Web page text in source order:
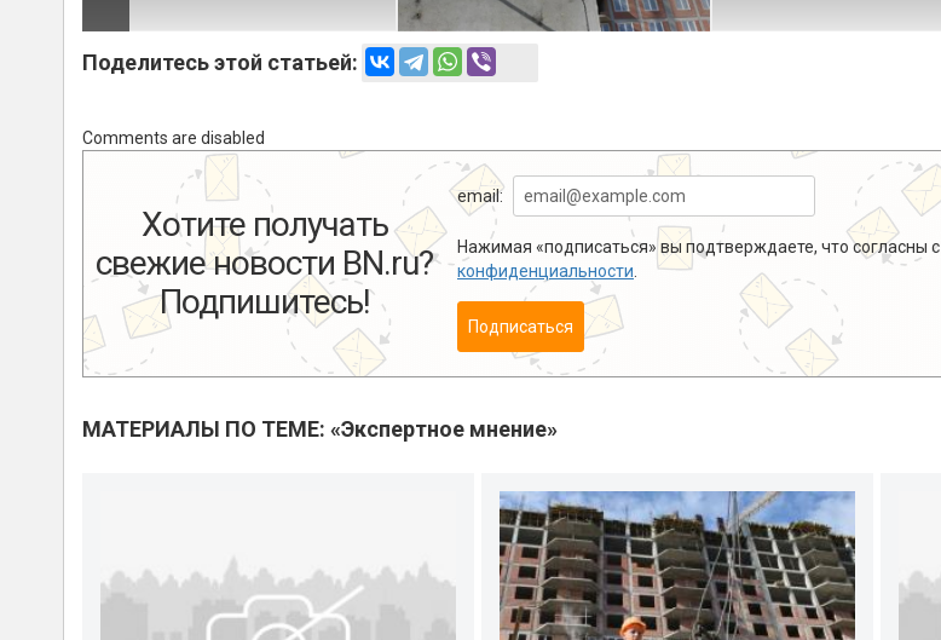
Поделитесь этой статьей:
Comments are disabled
Хотите получать
свежие новости BN.ru?
Подпишитесь!
email:
Нажимая «подписаться» вы подтверждаете, что согласны с
конфиденциальности
Подписаться
МАТЕРИАЛЫ ПО ТЕМЕ: «Экспертное мнение»